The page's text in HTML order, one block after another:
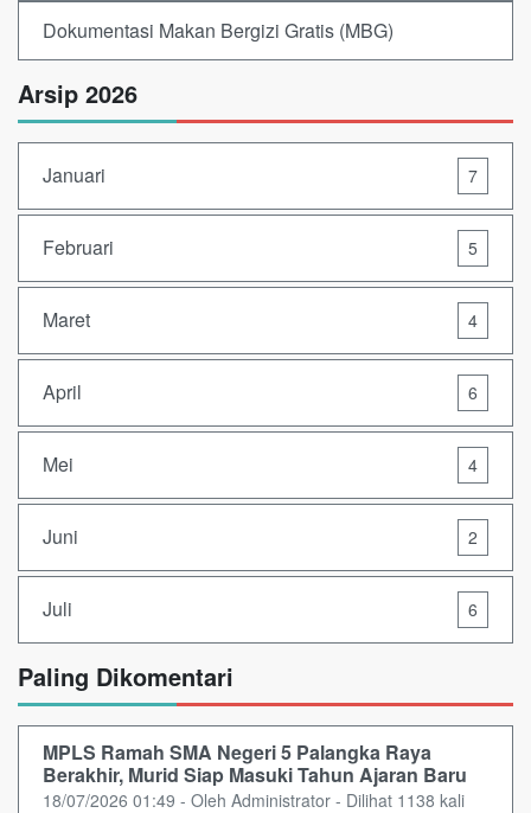
Dokumentasi Makan Bergizi Gratis (MBG)
Arsip 2026
Januari 7
Februari 5
Maret 4
April 6
Mei 4
Juni 2
Juli 6
Paling Dikomentari
MPLS Ramah SMA Negeri 5 Palangka Raya
Berakhir, Murid Siap Masuki Tahun Ajaran Baru
18/07/2026 01:49 - Oleh Administrator - Dilihat 1138 kali